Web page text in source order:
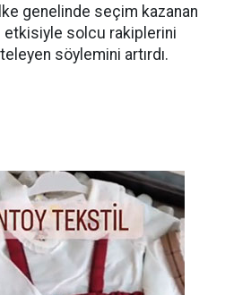
genelinde seçim kazanan
etkisiyle solcu rakiplerini
söylemini artırdı.